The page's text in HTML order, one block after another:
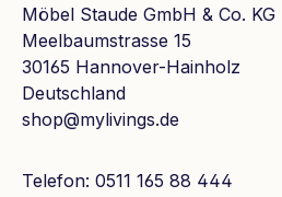
Möbel Staude GmbH & Co. KG
Meelbaumstrasse 15
30165 Hannover-Hainholz
Deutschland
shop@mylivings.de
Telefon: 0511 165 88 444